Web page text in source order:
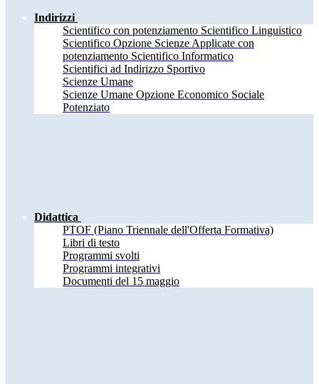
Indirizzi
Scientifico con potenziamento Scientifico Linguistico
Scientifico Opzione Scienze Applicate con
potenziamento Scientifico Informatico
Scientifici ad Indirizzo Sportivo
Scienze Umane
Scienze Umane Opzione Economico Sociale
Potenziato
Didattica
PTOF (Piano Triennale dell'Offerta Formativa)
Libri di testo
Programmi svolti
Programmi integrativi
Documenti del 15 maggio